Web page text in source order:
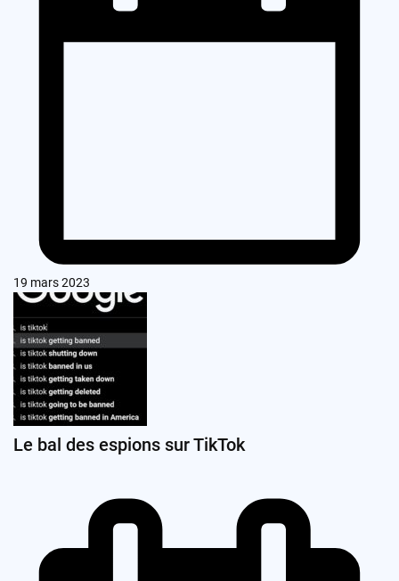
19 mars 2023
Le bal des espions sur TikTok